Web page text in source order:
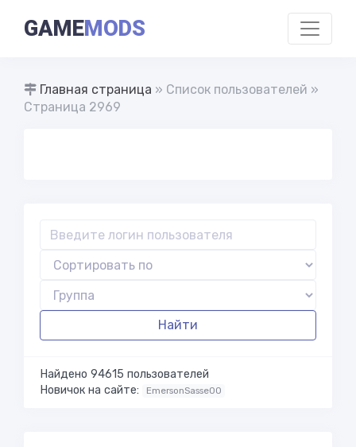
GAMEMODS
Главная страница » Список пользователей »
Страница 2969
Найти
Найдено 94615 пользователей
Новичок на сайте:
EmersonSasse00